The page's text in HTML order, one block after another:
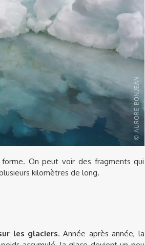
On peut voir des fragments qui
kilomètres de long.
les glaciers. Année après année, la